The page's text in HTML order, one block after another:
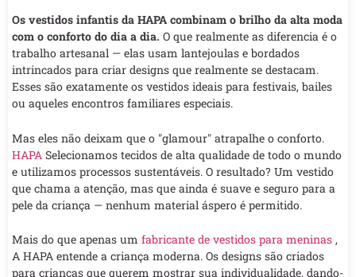
Os vestidos infantis da HAPA combinam o brilho da alta moda
com o conforto do dia a dia. O que realmente as diferencia é o
trabalho artesanal — elas usam lantejoulas e bordados
intrincados para criar designs que realmente se destacam.
Esses são exatamente os vestidos ideais para festivais, bailes
ou aqueles encontros familiares especiais.
Mas eles não deixam que o "glamour" atrapalhe o conforto.
HAPA Selecionamos tecidos de alta qualidade de todo o mundo
e utilizamos processos sustentáveis. O resultado? Um vestido
que chama a atenção, mas que ainda é suave e seguro para a
pele da criança — nenhum material áspero é permitido.
Mais do que apenas um fabricante de vestidos para meninas ,
A HAPA entende a criança moderna. Os designs são criados
para crianças que querem mostrar sua individualidade, dando-